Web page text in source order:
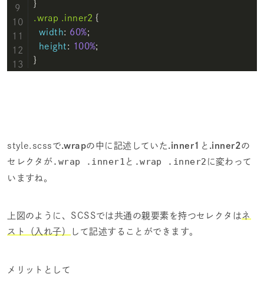
.wrap .inner2 {
width: 60%;
height : 100%;
}
style.scssで .wrapの中に記述していた .inner1 と .inner2の
セレクタが .wrap .inner1 と .wrap .inner2 に変わって
いますね。
上図のように、SCSSでは共通の親要素を持つセレクタはネ
スト（入れ子）
して記述することができます。
メリットとして